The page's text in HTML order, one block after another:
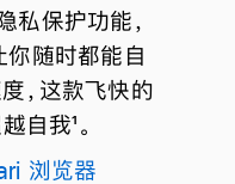
私保护功能，
你随时都能自
，这款飞快的
自我1。
浏览器